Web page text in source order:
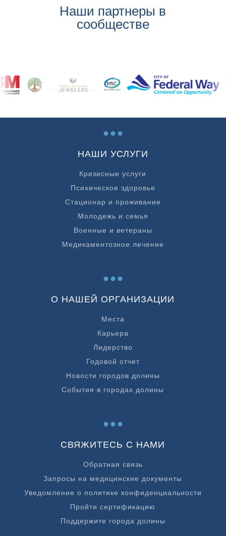
Наши партнеры в
сообществе
...
НАШИ УСЛУГИ
Кризисные услуги
Психическое здоровье
Стационар и проживание
Молодежь и семья
Военные и ветераны
Медикаментозное лечение
...
О НАШЕЙ ОРГАНИЗАЦИИ
Места
Карьера
Лидерство
Годовой отчет
Новости городов долины
События в городах долины
...
СВЯЖИТЕСЬ С НАМИ
Обратная связь
Запросы на медицинские документы
Уведомление о политике конфиденциальности
Пройти сертификацию
Поддержите города долины